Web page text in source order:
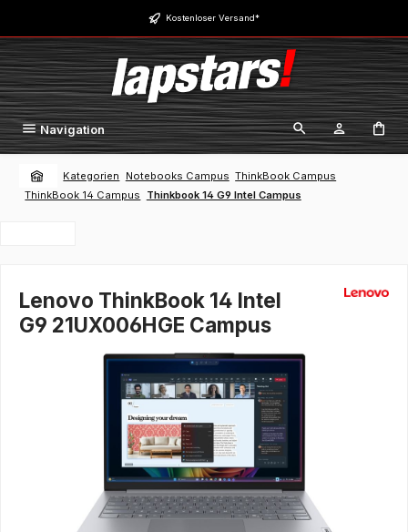
Zum Hauptinhalt springen Kostenloser Versand*
Navigation
Kategorien Notebooks Campus ThinkBook Campus
ThinkBook 14 Campus
Thinkbook 14 G9 Intel Campus
Lenovo ThinkBook 14 Intel
G9 21UX006HGE Campus
Bildergalerie überspringen